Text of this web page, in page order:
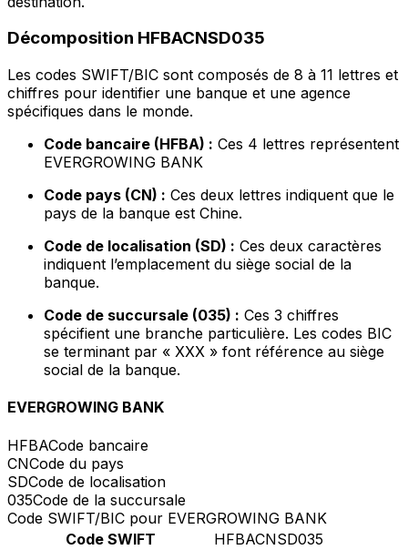
Décomposition HFBACNSD035
Les codes SWIFT/BIC sont composés de 8 à 11 lettres et
chiffres pour identifier une banque et une agence
spécifiques dans le monde.
Code bancaire (HFBA) : Ces 4 lettres représentent
EVERGROWING BANK
Code pays (CN) : Ces deux lettres indiquent que le
pays de la banque est Chine.
Code de localisation (SD) : Ces deux caractères
indiquent l’emplacement du siège social de la
banque.
Code de succursale (035) : Ces 3 chiffres
spécifient une branche particulière. Les codes BIC
se terminant par « XXX » font référence au siège
social de la banque.
EVERGROWING BANK
HFBACode bancaire
CNCode du pays
SDCode de localisation
035Code de la succursale
Code SWIFT/BIC pour EVERGROWING BANK
Code SWIFT
HFBACNSD035